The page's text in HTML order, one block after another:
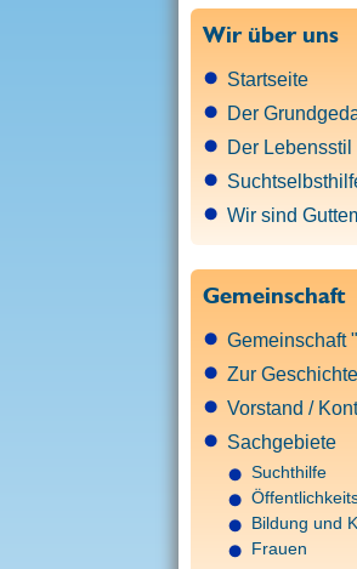
Wir über uns
Startseite
Der
Der Lebensstil
Wir sind
Gemeinschaft
Gemeinschaft
Zur Geschichte
Vorstand /
Sachgebiete
Suchthilfe
Bildung und
Frauen